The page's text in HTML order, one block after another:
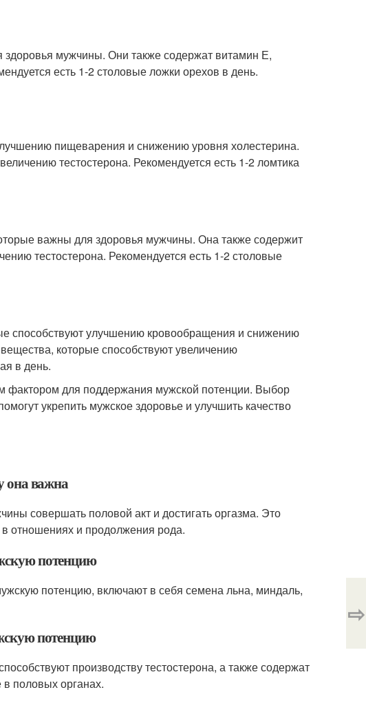
мужчины. Они также содержат витамин Е,
есть 1-2 столовые ложки орехов в день.
пищеварения и снижению уровня холестерина.
тестостерона. Рекомендуется есть 1-2 ломтика
важны для здоровья мужчины. Она также содержит
тестостерона. Рекомендуется есть 1-2 столовые
способствуют улучшению кровообращения и снижению
которые способствуют увеличению
в день.
фактором для поддержания мужской потенции. Выбор
укрепить мужское здоровье и улучшить качество
она важна
совершать половой акт и достигать оргазма. Это
отношениях и продолжения рода.
потенцию
потенцию, включают в себя семена льна, миндаль,
потенцию
производству тестостерона, а также содержат
половых органах.
⇨